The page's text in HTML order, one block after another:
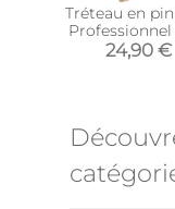
Tréteau en
Professionnel
24,90 €